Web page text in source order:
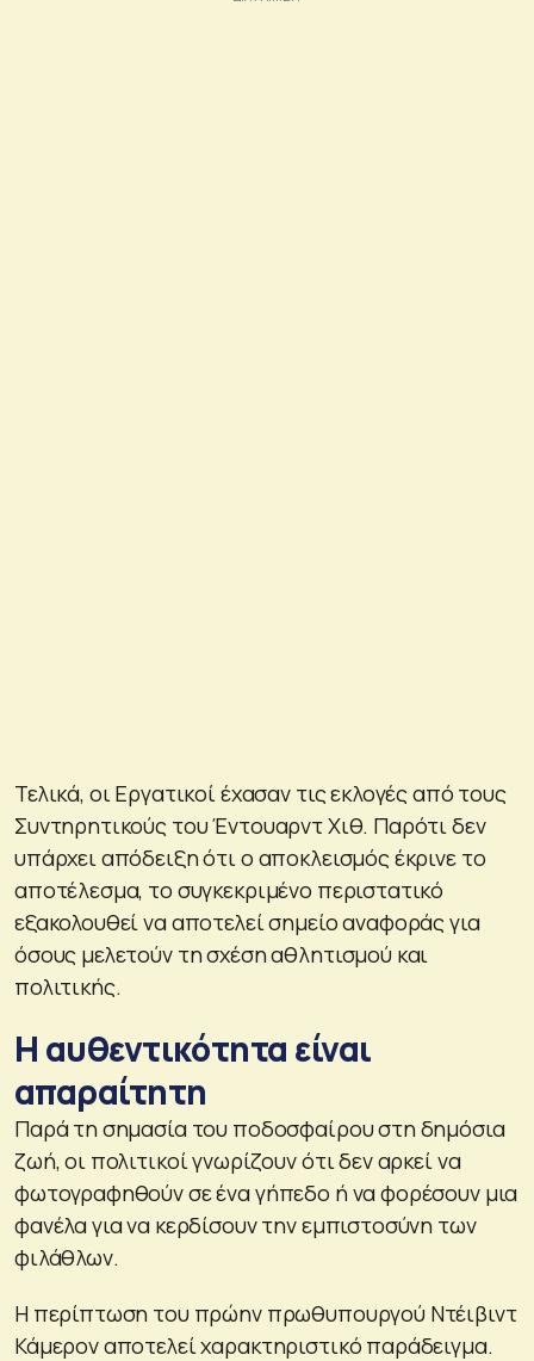
Τελικά, οι Εργατικοί έχασαν τις εκλογές από τους
Συντηρητικούς του Έντουαρντ Χιθ. Παρότι δεν
υπάρχει απόδειξη ότι ο αποκλεισμός έκρινε το
αποτέλεσμα, το συγκεκριμένο περιστατικό
εξακολουθεί να αποτελεί σημείο αναφοράς για
όσους μελετούν τη σχέση αθλητισμού και
πολιτικής.
Η αυθεντικότητα είναι
απαραίτητη
Παρά τη σημασία του ποδοσφαίρου στη δημόσια
ζωή, οι πολιτικοί γνωρίζουν ότι δεν αρκεί να
φωτογραφηθούν σε ένα γήπεδο ή να φορέσουν μια
φανέλα για να κερδίσουν την εμπιστοσύνη των
φιλάθλων.
Η περίπτωση του πρώην πρωθυπουργού Ντέιβιντ
Κάμερον αποτελεί χαρακτηριστικό παράδειγμα.